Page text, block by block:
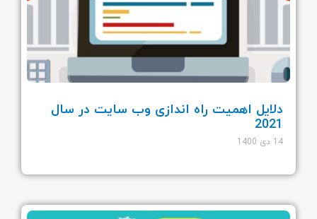
دلایل اهمیت راه اندازی وب سایت در سال
2021
14 دی 1400